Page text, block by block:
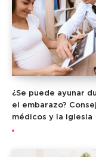
¿Se puede ayunar
el embarazo?
médicos y la iglesia